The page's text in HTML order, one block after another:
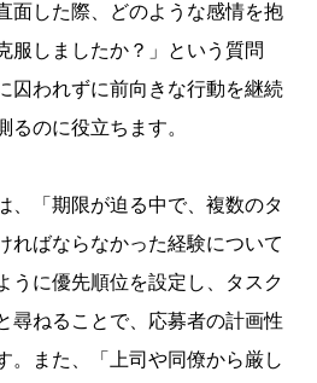
面した際、どのような感情を抱
服しましたか？」という質問
囚われずに前向きな行動を継続
るのに役立ちます。
、「期限が迫る中で、複数のタ
ればならなかった経験について
うに優先順位を設定し、タスク
尋ねることで、応募者の計画性
。また、「上司や同僚から厳し